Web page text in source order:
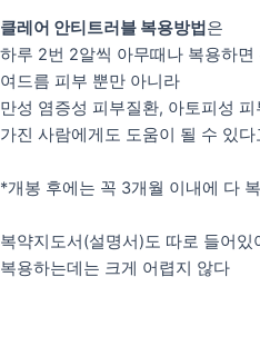
클레어 안티트러블 복용방법은
하루 2번 2알씩 아무때나 복용하면
여드름 피부 뿐만 아니라
만성 염증성 피부질환, 아토피성
가진 사람에게도 도움이 될 수 있
*개봉 후에는 꼭 3개월 이내에 다
복약지도서(설명서)도 따로 들어있
복용하는데는 크게 어렵지 않다